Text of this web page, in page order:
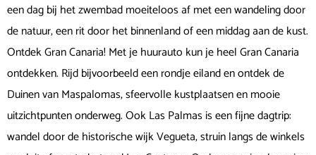
een dag bij het zwembad moeiteloos af met een wandeling door
de natuur, een rit door het binnenland of een middag aan de kust.
Ontdek Gran Canaria! Met je huurauto kun je heel Gran Canaria
ontdekken. Rijd bijvoorbeeld een rondje eiland en ontdek de
Duinen van Maspalomas, sfeervolle kustplaatsen en mooie
uitzichtpunten onderweg. Ook Las Palmas is een fijne dagtrip:
wandel door de historische wijk Vegueta, struin langs de winkels